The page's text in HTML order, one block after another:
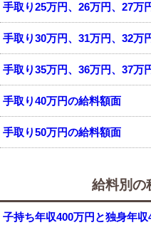
手取り25万円、26万円、27万
手取り30万円、31万円、32万
手取り35万円、36万円、37万
手取り40万円の給料額面
手取り50万円の給料額面
給料別の
子持ち年収400万円と独身年